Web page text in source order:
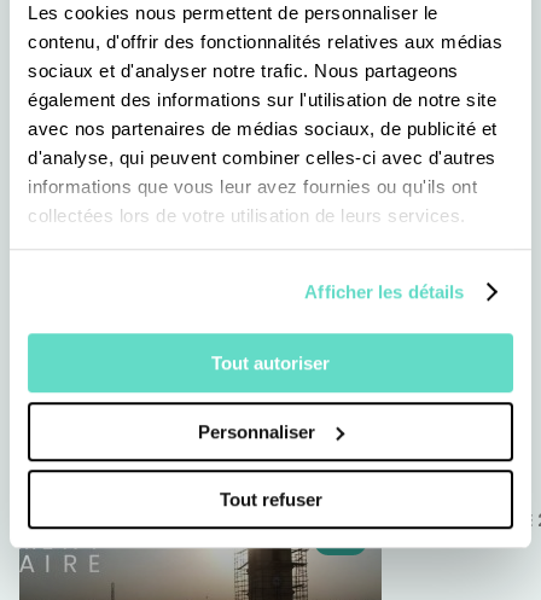
Les cookies nous permettent de personnaliser le
contenu, d'offrir des fonctionnalités relatives aux médias
sociaux et d'analyser notre trafic. Nous partageons
également des informations sur l'utilisation de notre site
avec nos partenaires de médias sociaux, de publicité et
d'analyse, qui peuvent combiner celles-ci avec d'autres
informations que vous leur avez fournies ou qu'ils ont
collectées lors de votre utilisation de leurs services.
Afficher les détails
Tout autoriser
Personnaliser
Tout refuser
Revoir toutes
nos autres emissions
vers le
01